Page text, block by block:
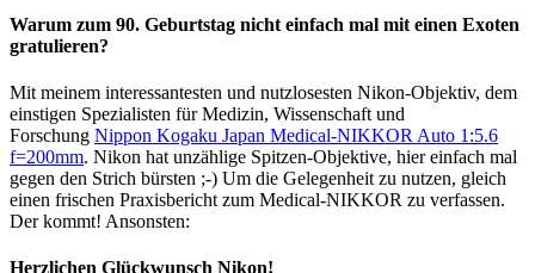
Warum zum 90. Geburtstag nicht einfach mal mit einen Exoten
gratulieren?
Mit meinem interessantesten und nutzlosesten Nikon-Objektiv, dem
einstigen Spezialisten für Medizin, Wissenschaft und
Forschung Nippon Kogaku Japan Medical-NIKKOR Auto 1:5.6
f=200mm. Nikon hat unzählige Spitzen-Objektive, hier einfach mal
gegen den Strich bürsten ;-) Um die Gelegenheit zu nutzen, gleich
einen frischen Praxisbericht zum Medical-NIKKOR zu verfassen.
Der kommt! Ansonsten:
Herzlichen Glückwunsch Nikon!